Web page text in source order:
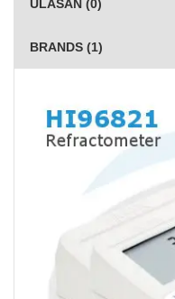
ULASAN (0)
BRANDS (1)